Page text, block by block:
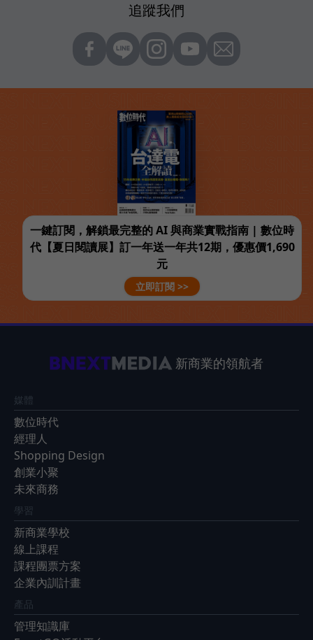
追蹤我們
一鍵訂閱，解鎖最完整的 AI 與商業實戰指南 | 數位時
代【夏日閱讀展】訂一年送一年共12期，優惠價1,690
元
立即訂閱 >>
新商業的領航者
媒體
數位時代
經理人
Shopping Design
創業小聚
未來商務
學習
新商業學校
線上課程
課程團票方案
企業內訓計畫
產品
管理知識庫